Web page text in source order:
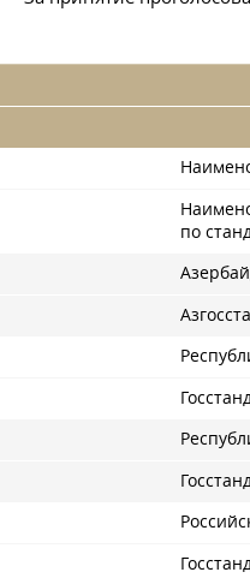
по